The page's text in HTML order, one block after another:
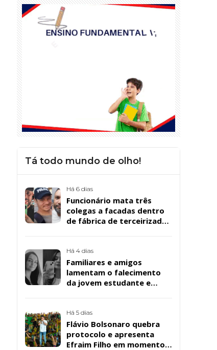
Tá todo mundo de olho!
Há 6 dias
Funcionário mata três
colegas a facadas dentro
de fábrica de terceirizada
Há 4 dias
Familiares e amigos
lamentam o falecimento
da jovem estudante e
Santos, em Patos
Há 5 dias
Flávio Bolsonaro quebra
protocolo e apresenta
Efraim Filho em momento